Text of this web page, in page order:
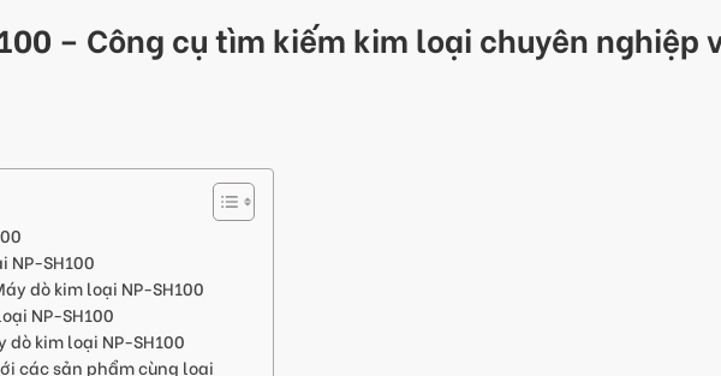
– Công cụ tìm kiếm kim loại chuyên nghiệp
NP-SH100
dò kim loại NP-SH100
NP-SH100
dò kim loại NP-SH100
các sản phẩm cùng loại